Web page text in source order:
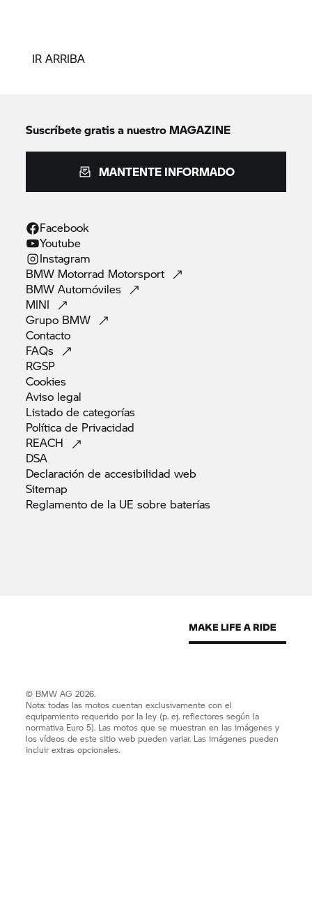
IR ARRIBA
Suscríbete gratis a nuestro MAGAZINE
MANTENTE INFORMADO
Facebook
Youtube
Instagram
BMW Motorrad Motorsport
BMWAutomóviles
MINI
Grupo BMW
Contacto
FAQs
RGSP
Cookies
Aviso legal
Listado decategorías
Política de Privacidad
REACH
DSA
Declaración de accesibilidadweb
Sitemap
Reglamento de la UE sobre baterías
© BMW AG 2026.
Nota: todas las motos cuentan exclusivamente con el
equipamiento requerido por la ley (p. ej. reflectores según la
normativa Euro 5). Las motos que se muestran en las imágenes y
los vídeos de este sitio web pueden variar. Las imágenes pueden
incluir extras opcionales.